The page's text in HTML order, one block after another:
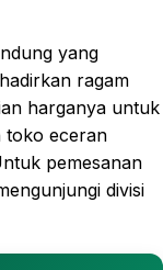
yang
ragam
harganya untuk
toko eceran
pemesanan
divisi